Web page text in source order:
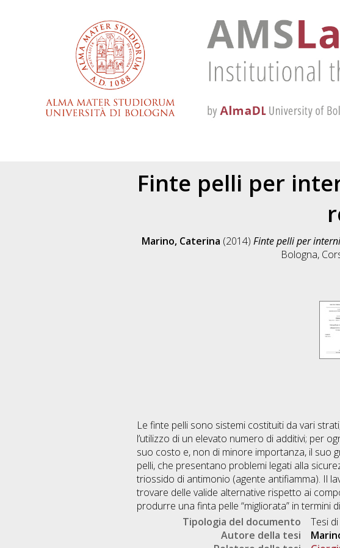
Finte pelli per
Marino, Caterina (2014) Finte pelli per
Bologna,
Le finte pelli sono sistemi costituiti da vari
l’utilizzo di un elevato numero di additivi; per
suo costo e, non di minore importanza, il suo
pelli, che presentano problemi legati alla
triossido di antimonio (agente antifiamma). Il
trovare delle valide alternative rispetto ai
produrre una finta pelle “migliorata” in termini
Tipologia del documento
Tesi
Autore della tesi